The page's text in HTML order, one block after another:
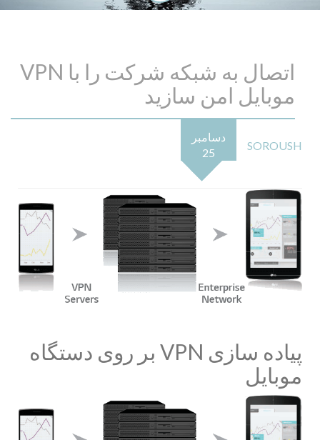
اتصال به شبکه شرکت را با VPN
موبایل امن سازید
دسامبر
25
SOROUSH
پیاده سازی VPN بر روی دستگاه
موبایل